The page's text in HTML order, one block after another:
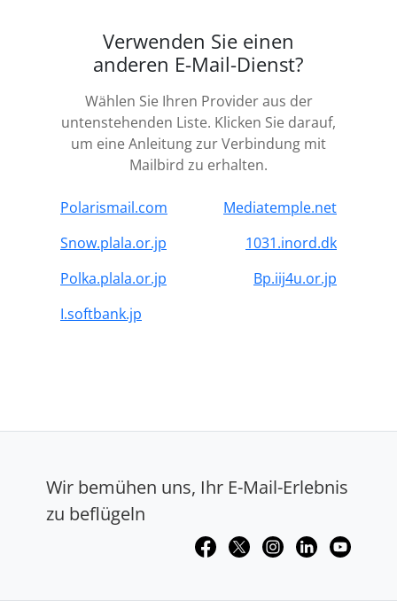
Verwenden Sie einen
anderen E-Mail-Dienst?
Wählen Sie Ihren Provider aus der
untenstehenden Liste. Klicken Sie darauf,
um eine Anleitung zur Verbindung mit
Mailbird zu erhalten.
Polarismail.com
Mediatemple.net
Snow.plala.or.jp
1031.inord.dk
Polka.plala.or.jp
Bp.iij4u.or.jp
I.softbank.jp
Wir bemühen uns, Ihr E-Mail-Erlebnis
zu beflügeln